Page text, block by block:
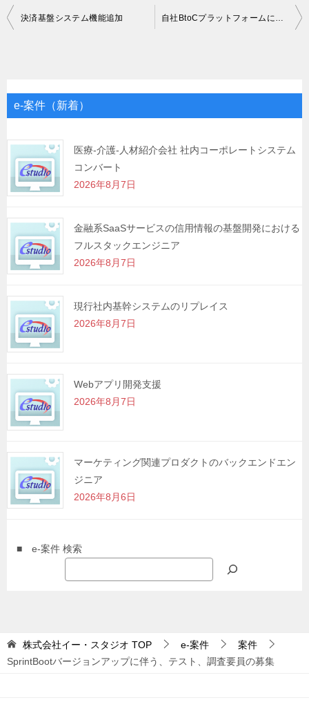
投
ゲ
シ
ョ
ン
決済基盤システム機能追加 自社BtoCプラットフォームにおけるバックエンド開発テックリード
e-案件（新着）
医療-介護-人材紹介会社 社内コーポレートシステム
コンバート
2026年8月7日
金融系SaaSサービスの信用情報の基盤開発における
フルスタックエンジニア
2026年8月7日
現行社内基幹システムのリプレイス
2026年8月7日
Webアプリ開発支援
2026年8月7日
マーケティング関連プロダクトのバックエンドエン
ジニア
2026年8月6日
■ e-案件 検索
株式会社イー・スタジオ TOP e-案件
案件
SprintBootバージョンアップに伴う、テスト、調査要員の募集